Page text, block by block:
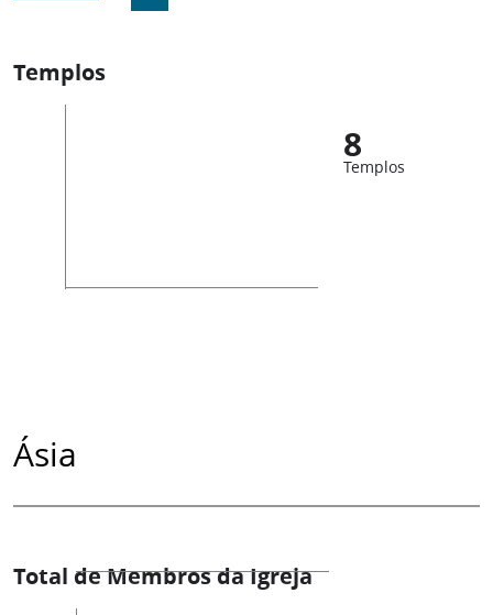
Templos
8
Templos
Ásia
Total de Membros da Igreja